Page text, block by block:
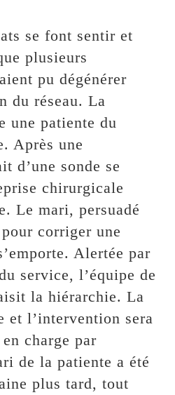
se font sentir et
plusieurs
pu dégénérer
du réseau. La
une patiente du
Après une
d’une sonde se
chirurgicale
Le mari, persuadé
corriger une
Alertée par
service, l’équipe de
la hiérarchie. La
et l’intervention sera
charge par
de la patiente a été
plus tard, tout